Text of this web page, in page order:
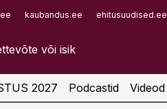
kaubandus.ee ehitusuudised.ee
Infopank
2027 Podcastid Videod